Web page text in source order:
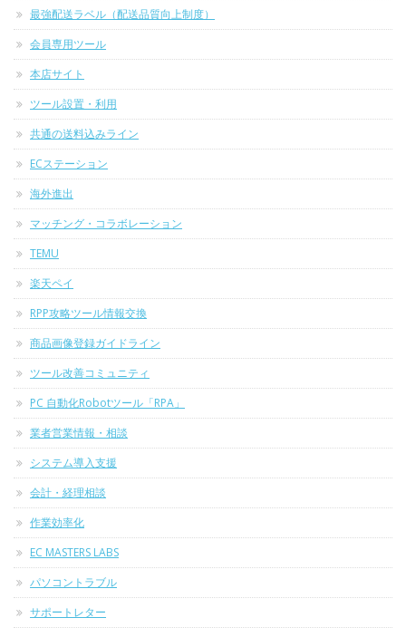
最強配送ラベル（配送品質向上制度）
会員専用ツール
本店サイト
ツール設置・利用
共通の送料込みライン
ECステーション
海外進出
マッチング・コラボレーション
TEMU
楽天ペイ
RPP攻略ツール情報交換
商品画像登録ガイドライン
ツール改善コミュニティ
PC 自動化Robotツール「RPA」
業者営業情報・相談
システム導入支援
会計・経理相談
作業効率化
EC MASTERS LABS
パソコントラブル
サポートレター